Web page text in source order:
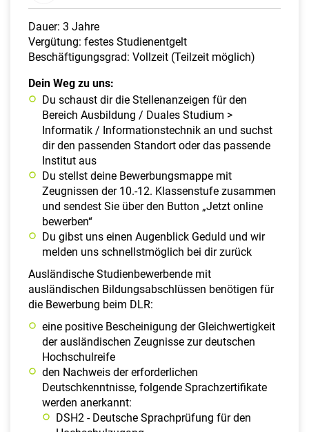
Dauer: 3 Jahre
Vergütung: festes Studienentgelt
Beschäftigungsgrad: Vollzeit (Teilzeit möglich)
Dein Weg zu uns:
Du schaust dir die Stellenanzeigen für den
Bereich Ausbildung / Duales Studium >
Informatik / Informationstechnik an und suchst
dir den passenden Standort oder das passende
Institut aus
Du stellst deine Bewerbungsmappe mit
Zeugnissen der 10.-12. Klassenstufe zusammen
und sendest Sie über den Button „Jetzt online
bewerben“
Du gibst uns einen Augenblick Geduld und wir
melden uns schnellstmöglich bei dir zurück
Ausländische Studienbewerbende mit
ausländischen Bildungsabschlüssen benötigen für
die Bewerbung beim DLR:
eine positive Bescheinigung der Gleichwertigkeit
der ausländischen Zeugnisse zur deutschen
Hochschulreife
den Nachweis der erforderlichen
Deutschkenntnisse, folgende Sprachzertifikate
werden anerkannt:
DSH2 - Deutsche Sprachprüfung für den